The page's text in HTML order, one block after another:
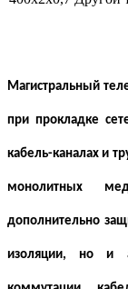
Магистральный
при прокладке
кабель-каналах и
монолитных
дополнительно
изоляции, но и